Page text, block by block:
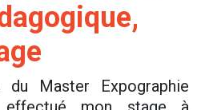
du Master Expographie